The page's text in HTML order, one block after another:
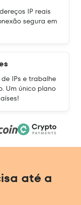
IP reais
segura em
IPs e trabalhe
Um único plano
até a